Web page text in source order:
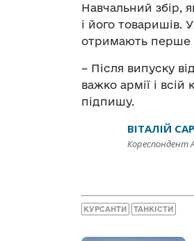
Навчальний збір,
і його товаришів.
отримають перше
– Після випуску
важко армії і
підпишу.
ВІТАЛІЙ
Кореспондент
КУРСАНТИ ТАНКІСТИ